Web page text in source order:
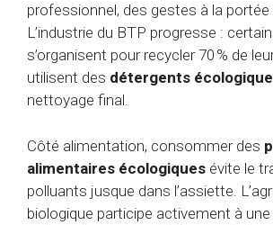
professionnel, des gestes à la
L’industrie du BTP progresse :
s’organisent pour recycler 70 % de
utilisent des détergents
nettoyage final.
Côté alimentation, consommer des
alimentaires écologiques évite le
polluants jusque dans l’assiette.
biologique participe activement à